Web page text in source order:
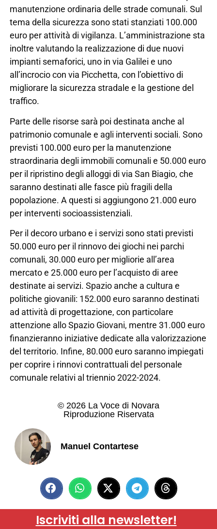
manutenzione ordinaria delle strade comunali. Sul
tema della sicurezza sono stati stanziati 100.000
euro per attività di vigilanza. L’amministrazione sta
inoltre valutando la realizzazione di due nuovi
impianti semaforici, uno in via Galilei e uno
all’incrocio con via Picchetta, con l’obiettivo di
migliorare la sicurezza stradale e la gestione del
traffico.
Parte delle risorse sarà poi destinata anche al
patrimonio comunale e agli interventi sociali. Sono
previsti 100.000 euro per la manutenzione
straordinaria degli immobili comunali e 50.000 euro
per il ripristino degli alloggi di via San Biagio, che
saranno destinati alle fasce più fragili della
popolazione. A questi si aggiungono 21.000 euro
per interventi socioassistenziali.
Per il decoro urbano e i servizi sono stati previsti
50.000 euro per il rinnovo dei giochi nei parchi
comunali, 30.000 euro per migliorie all’area
mercato e 25.000 euro per l’acquisto di aree
destinate ai servizi. Spazio anche a cultura e
politiche giovanili: 152.000 euro saranno destinati
ad attività di progettazione, con particolare
attenzione allo Spazio Giovani, mentre 31.000 euro
finanzieranno iniziative dedicate alla valorizzazione
del territorio. Infine, 80.000 euro saranno impiegati
per coprire i rinnovi contrattuali del personale
comunale relativi al triennio 2022-2024.
© 2026 La Voce di Novara
Riproduzione Riservata
Manuel Contartese
Iscriviti alla newsletter!